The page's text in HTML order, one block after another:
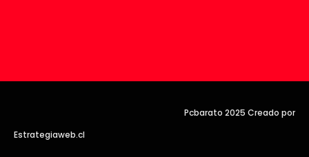
Pcbarato 2025 Creado por
Estrategiaweb.cl